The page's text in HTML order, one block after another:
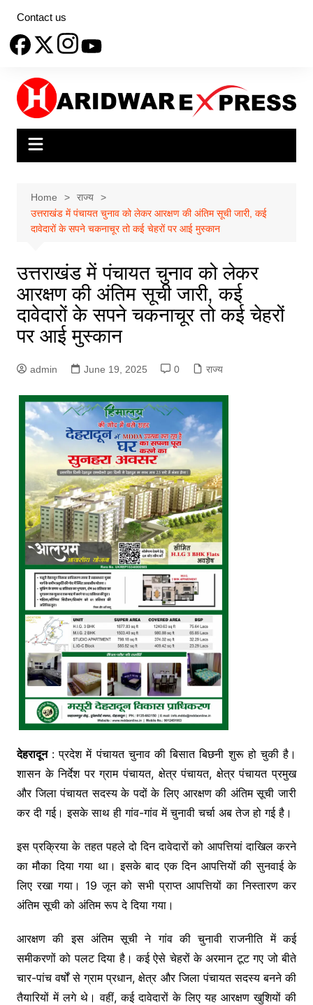
content
Contact us
Home
राज्य
उत्तराखंड में पंचायत चुनाव को लेकर आरक्षण की अंतिम सूची जारी, कई
दावेदारों के सपने चकनाचूर तो कई चेहरों पर आई मुस्कान
उत्तराखंड में पंचायत चुनाव को लेकर
आरक्षण की अंतिम सूची जारी, कई
दावेदारों के सपने चकनाचूर तो कई चेहरों
पर आई मुस्कान
admin June 19, 2025 0 राज्य
देहरादून: प्रदेश में पंचायत चुनाव की बिसात बिछनी शुरू हो चुकी है।
शासन के निर्देश पर ग्राम पंचायत, क्षेत्र पंचायत, क्षेत्र पंचायत प्रमुख
और जिला पंचायत सदस्य के पदों के लिए आरक्षण की अंतिम सूची जारी
कर दी गई। इसके साथ ही गांव-गांव में चुनावी चर्चा अब तेज हो गई है।
इस प्रक्रिया के तहत पहले दो दिन दावेदारों को आपत्तियां दाखिल करने
का मौका दिया गया था। इसके बाद एक दिन आपत्तियों की सुनवाई के
लिए रखा गया। 19 जून को सभी प्राप्त आपत्तियों का निस्तारण कर
अंतिम सूची को अंतिम रूप दे दिया गया।
आरक्षण की इस अंतिम सूची ने गांव की चुनावी राजनीति में कई
समीकरणों को पलट दिया है। कई ऐसे चेहरों के अरमान टूट गए जो बीते
चार-पांच वर्षों से ग्राम प्रधान, क्षेत्र और जिला पंचायत सदस्य बनने की
तैयारियों में लगे थे। वहीं, कई दावेदारों के लिए यह आरक्षण खुशियों की